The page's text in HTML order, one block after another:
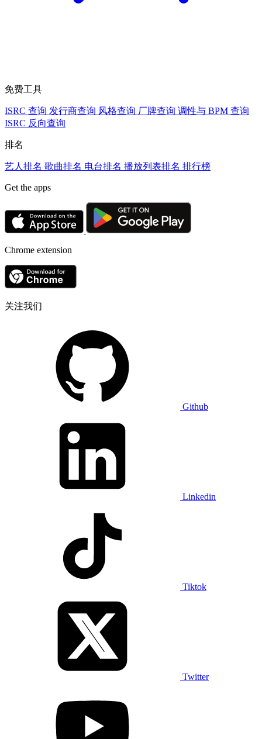
免费工具
ISRC 查询 发行商查询 风格查询 厂牌查询 调性与 BPM 查询
ISRC 反向查询
排名
艺人排名 歌曲排名 电台排名 播放列表排名 排行榜
Get the apps
Chrome extension
关注我们
Github
Linkedin
Tiktok
Twitter